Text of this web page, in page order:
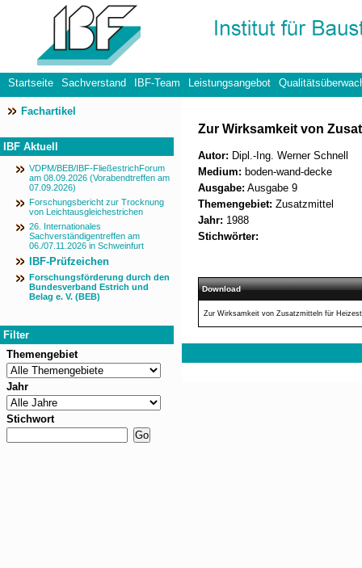
Startseite Sachverstand IBF-Team Leistungsangebot
Datenschutzerklärung
Fachartikel
IBF Aktuell
VDPM/BEB/IBF-FließestrichForum
am 08.09.2026 (Vorabendtreffen am
07.09.2026)
Forschungsbericht zur Trocknung
von Leichtausgleichestrichen
26. Internationales
Sachverständigentreffen am
06./07.11.2026 in Schweinfurt
IBF-Prüfzeichen
Forschungsförderung durch den
Bundesverband Estrich und
Belag e. V. (BEB)
Filter
Themengebiet
Jahr
Stichwort
Zur Wirksamkeit von
Autor: Dipl.-Ing. Werner Schnell
Medium: boden-wand-decke
Ausgabe: Ausgabe 9
Themengebiet: Zusatzmittel
Jahr: 1988
Stichwörter:
Download
Zur Wirksamkeit von Zusatzmitteln für